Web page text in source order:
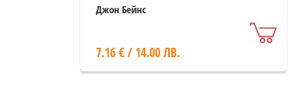
Джон Бейнс
7.16 € / 14.00 ЛВ.